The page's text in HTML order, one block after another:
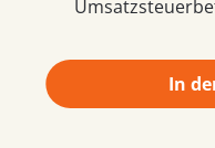
In